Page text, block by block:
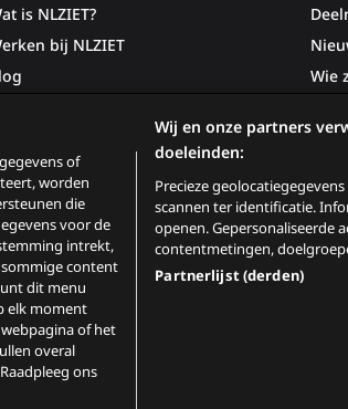
is NLZIET?
bij NLZIET
Wie
Privacy & Cookiestatement
of
worden
die
voor de
intrekt,
sommige content
dit menu
elk moment
of het
overal
ons
Wij en onze partners
doeleinden:
Precieze
scannen ter identificatie.
openen. Gepersonaliseerde
contentmetingen,
Partnerlijst (derden)